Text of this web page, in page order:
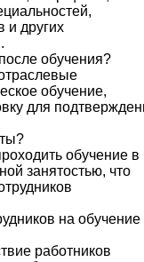
и других
обучения?
обучение,
для
обучение в
занятостью, что
на обучение
работников